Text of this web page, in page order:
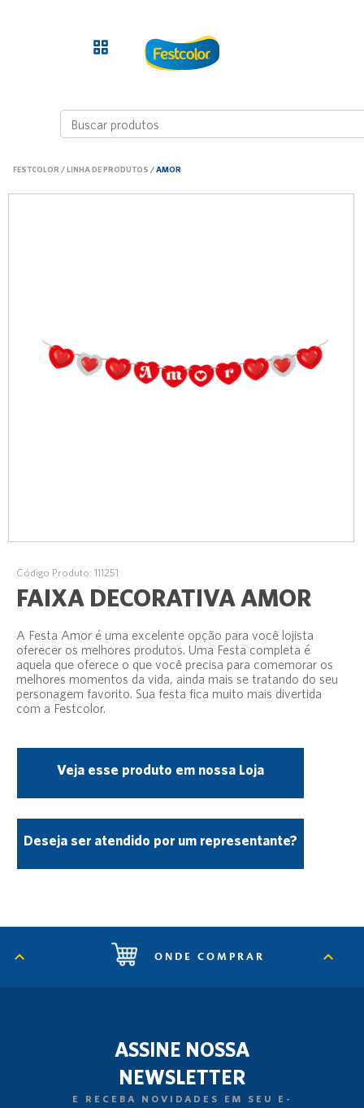
FESTCOLOR /LINHA DE PRODUTOS /AMOR
Código Produto: 111251
FAIXA DECORATIVA AMOR
A Festa Amor é uma excelente opção para você lojista
oferecer os melhores produtos. Uma Festa completa é
aquela que oferece o que você precisa para comemorar os
melhores momentos da vida, ainda mais se tratando do seu
personagem favorito. Sua festa fica muito mais divertida
com a Festcolor.
Veja esse produto em nossa Loja
Deseja ser atendido por um representante?
ONDE COMPRAR
ASSINE NOSSA
NEWSLETTER
E RECEBA NOVIDADES EM SEU E-